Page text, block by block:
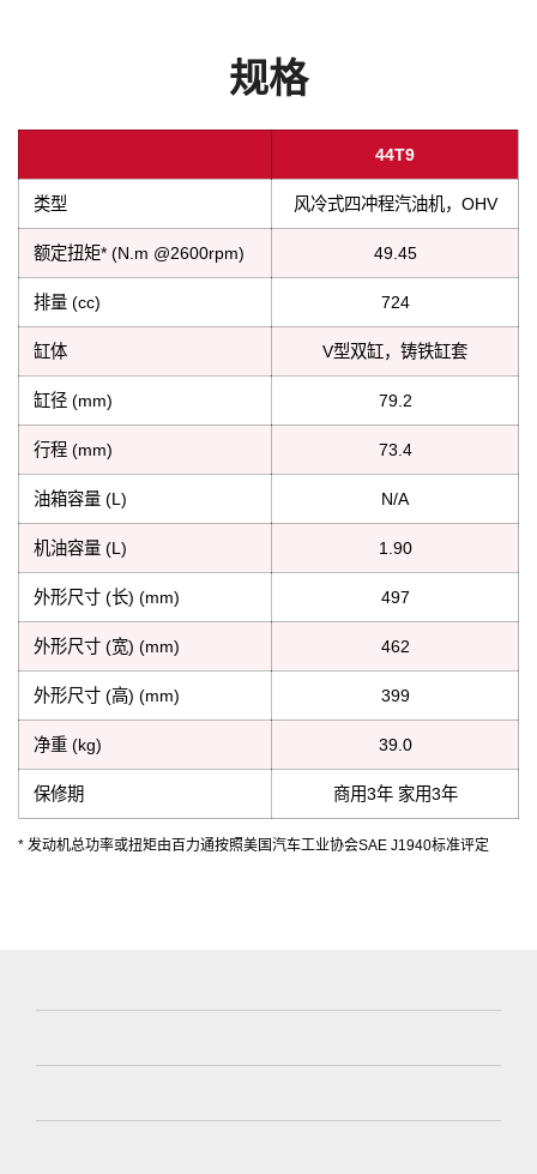
规格
44T9
类型 风冷式四冲程汽油机，OHV
额定扭矩* (N.m @2600rpm) 49.45
排量 (cc) 724
缸体 V型双缸，铸铁缸套
缸径 (mm) 79.2
行程 (mm) 73.4
油箱容量 (L) N/A
机油容量 (L) 1.90
外形尺寸 (长) (mm) 497
外形尺寸 (宽) (mm) 462
外形尺寸 (高) (mm) 399
净重 (kg) 39.0
保修期 商用3年 家用3年
* 发动机总功率或扭矩由百力通按照美国汽车工业协会SAE J1940标准评定